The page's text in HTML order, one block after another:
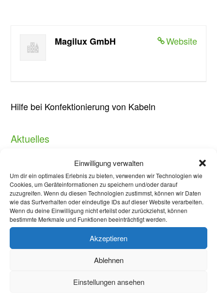
Einwilligung verwalten
Um dir ein optimales Erlebnis zu bieten, verwenden wir Technologien wie
Cookies, um Geräteinformationen zu speichern und/oder darauf
zuzugreifen. Wenn du diesen Technologien zustimmst, können wir Daten
wie das Surfverhalten oder eindeutige IDs auf dieser Website verarbeiten.
Wenn du deine Einwilligung nicht erteilst oder zurückziehst, können
bestimmte Merkmale und Funktionen beeinträchtigt werden.
Akzeptieren
Ablehnen
Einstellungen ansehen
Website
Magilux GmbH
Hilfe bei Konfektionierung von Kabeln
Aktuelles
Welcome Week und darüber hinaus: Onboarding
neuer internationaler Studierender
Warum Einsamkeit im Studium kein Versagen ist –
und was wirklich hilft
Protest in Düsseldorf: Studierende demonstrieren
gegen Sparmaßnahmen an Hochschulen in NRW
Briefwahl bei Stichwahl
Kommunalwahlen in Aachen: Jede Stimme zählt!